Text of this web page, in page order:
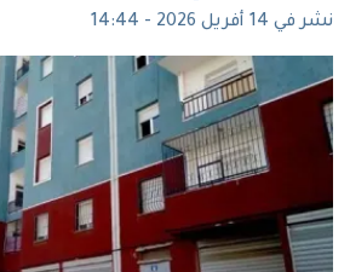
نشر في 14 أفريل 2026 - 14:44